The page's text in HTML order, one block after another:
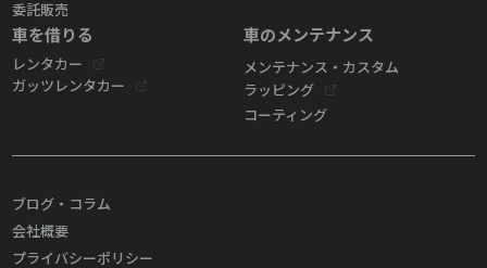
委託販売
車を借りる
レンタカー
ガッツレンタカー
車のメンテナンス
メンテナンス・カスタム
ラッピング
コーティング
ブログ・コラム
会社概要
プライバシーポリシー